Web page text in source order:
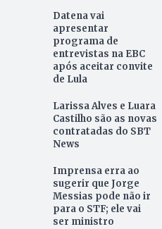
Datena vai
apresentar
programa de
entrevistas na EBC
após aceitar convite
de Lula
Larissa Alves e Luara
Castilho são as novas
contratadas do SBT
News
Imprensa erra ao
sugerir que Jorge
Messias pode não ir
para o STF; ele vai
ser ministro